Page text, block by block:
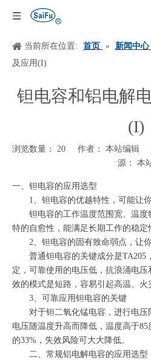
当前所在位置: 首页 » 新闻中心
及应用(I)
钽电容和铝电解
(I)
浏览数量： 20 作者： 本站编辑
源： 本
一、 钽电容的应用选型
1、钽电容的优越特性，可能让
钽电容的工作温度范围宽、温度
特的自愈性，能满足长期工作的稳定
2、钽电容的固有致命弱点，让你
普通钽电容的关键成分是TA205
定，可靠使用的电压低，抗浪涌电
效的模式是短路，容易引起高温、火
3、可靠应用钽电容的关键
对于钽二氧化锰电容，进行电压
电压随温度升高而降低，温度高于85
的33%，失效风险可大大降低。
二、常规铝电解电容的应用选型